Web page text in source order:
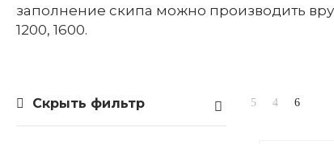
заполнение скипа можно производить
1200, 1600.
Скрыть фильтр